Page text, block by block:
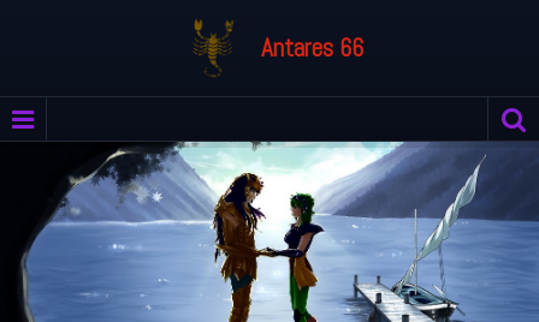
Antares 66